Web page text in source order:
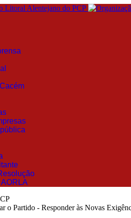
o Partido - Responder às Novas